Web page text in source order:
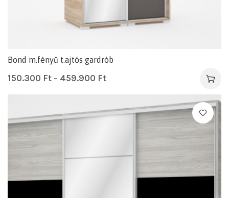
Bond m.fényű t.ajtós gardrób
150.300 Ft – 459.900 Ft